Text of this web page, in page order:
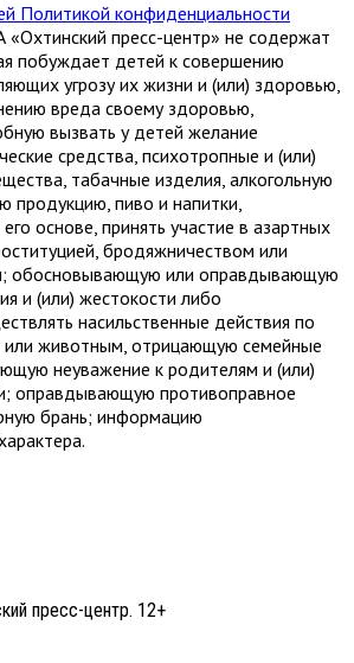
Политикой конфиденциальности
пресс-центр» не содержат
побуждает детей к совершению
угрозу их жизни и (или) здоровью,
вреда своему здоровью,
вызвать у детей желание
средства, психотропные и (или)
табачные изделия, алкогольную
продукцию, пиво и напитки,
основе, принять участие в азартных
бродяжничеством или
обосновывающую или оправдывающую
и (или) жестокости либо
насильственные действия по
животным, отрицающую семейные
неуважение к родителям и (или)
оправдывающую противоправное
брань; информацию
пресс-центр. 12+